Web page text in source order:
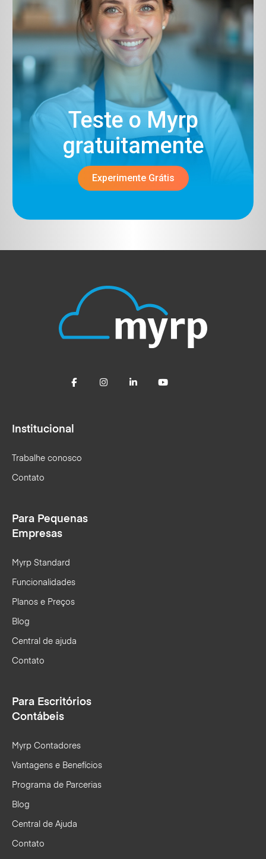
Teste o Myrp
gratuitamente​
Experimente Grátis
Institucional
Trabalhe conosco
Contato
Para Pequenas
Empresas
Myrp Standard
Funcionalidades
Planos e Preços
Blog
Central de ajuda
Contato
Para Escritórios
Contábeis
Myrp Contadores
Vantagens e Benefícios
Programa de Parcerias
Blog
Central de Ajuda
Contato